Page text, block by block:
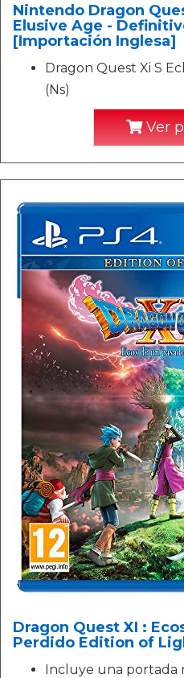
Nintendo Dragon
Elusive Age -
[Importación Inglesa]
Dragon Quest Xi S
(Ns)
Ver
Dragon Quest XI :
Perdido Edition of
Incluye una portada